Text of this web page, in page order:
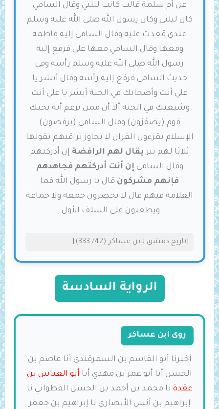
عن أم سلمة قالت كانت ليلتي وقال السامي
كان ليلتي وكان رسول الله صلى الله عليه وسلم
عندي قعدت عليه وقال السامي إليه فاطمة
ومعها وقال السامي معها علي فرفع إليه
رسول الله صلى الله عليه وسلم رأسه وفي
حديث السامي فرفع إليه رأسه وقال أبشر يا
علي أنت وأصحابك في الجنة أبشر يا علي أنت
وشيعتك في الجنة ألا أن ممن يزعم أنه يحبك
قوم (يضفزون) وقال السامي (يرفضون)
الإسلام يقرءون القران لا يجاوز تراقيهم يقولها
ثلاثا لهم نبز يقال لهم الرافضة إن أدركتهم
وقال السامي إن أنت أدركتهم فجاهدهم
فإنهم مشركون قال يا رسول الله فما
العلامة فيهم قال لا يحضرون جمعة ولا جماعة
ويطعنون على السلف الأول.
[تاريخ دمشق لابن عساكر (42/ 333)]
الرواية السادسة
روى ابن عساكر
أخبرنا أبو القاسم بن السمرقندي أنا عاصم بن
الحسن أنا أبو عمر بن مهدي أنا أبو العباس بن
عقدة نا محمد بن أحمد بن الحسن القطواني نا
إبراهيم بن أنس الأنصاري نا إبراهيم بن جعفر